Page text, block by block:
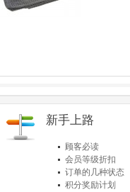
新手上路
顾客必读
会员等级折扣
订单的几种状态
积分奖励计划